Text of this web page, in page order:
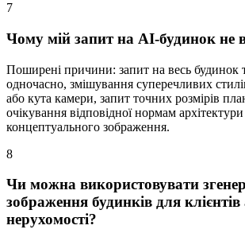
7
Чому мій запит на AI-будинок не
Поширені причини: запит на весь будинок
одночасно, змішування суперечливих
або кута камери, запит точних розмірів
очікування відповідної нормам архітектури
концептуального зображення.
8
Чи можна використовувати
зображення будинків для клієнтів
нерухомості?